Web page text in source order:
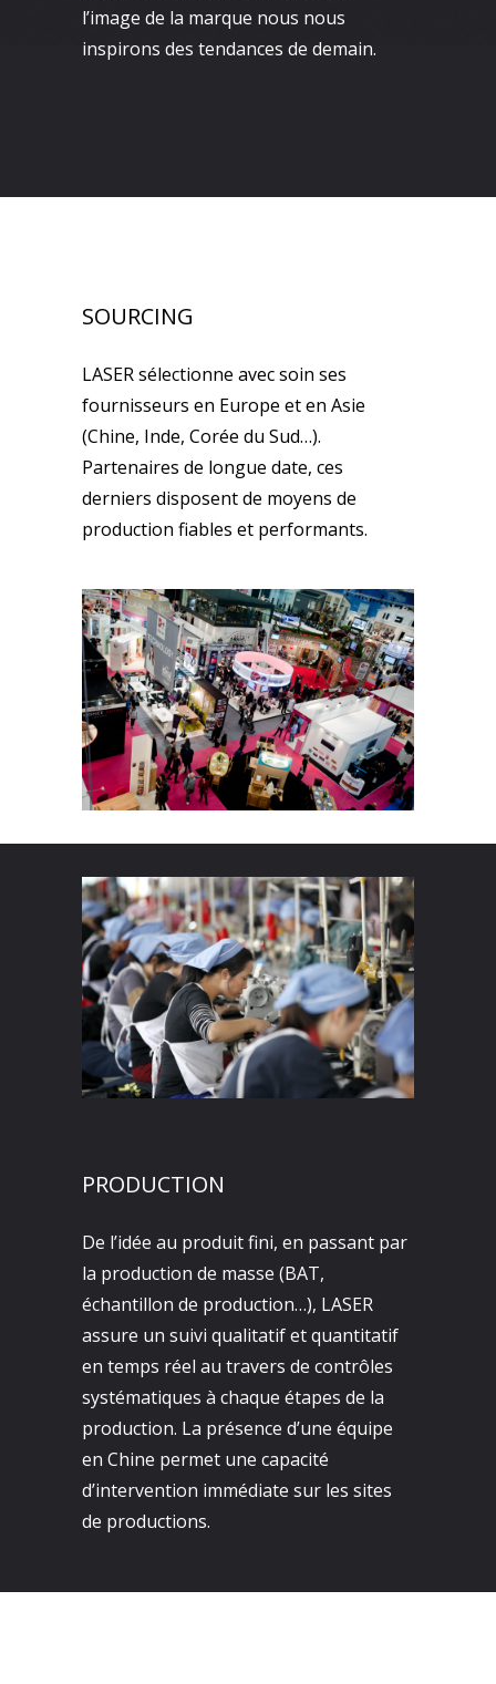
l’image de la marque nous nous
inspirons des tendances de demain.
SOURCING
LASER sélectionne avec soin ses
fournisseurs en Europe et en Asie
(Chine, Inde, Corée du Sud…).
Partenaires de longue date, ces
derniers disposent de moyens de
production fiables et performants.
PRODUCTION
De l’idée au produit fini, en passant par
la production de masse (BAT,
échantillon de production…), LASER
assure un suivi qualitatif et quantitatif
en temps réel au travers de contrôles
systématiques à chaque étapes de la
production. La présence d’une équipe
en Chine permet une capacité
d’intervention immédiate sur les sites
de productions.